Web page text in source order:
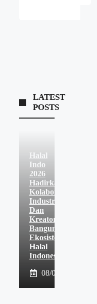
LATEST
POSTS
Halal
Indo
2026
Hadirkan
Kolaborasi
Industri
Dan
Kreator
Bangun
Ekosistem
Halal
Indonesia
08/08/2026